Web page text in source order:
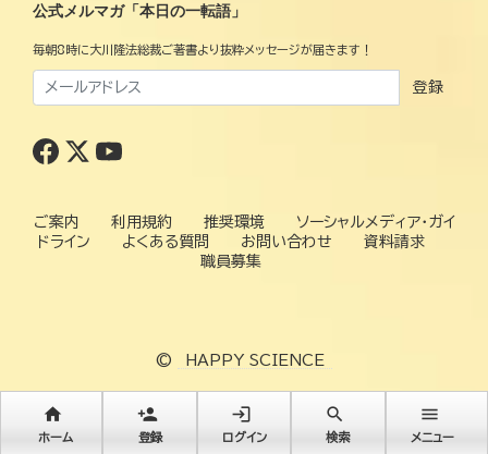
公式メルマガ「本日の一転語」
毎朝8時に大川隆法総裁ご著書より抜粋メッセージが届きます！
登録
ご案内 利用規約 推奨環境
ソーシャルメディア・ガイ
ドライン
よくある質問 お問い合わせ
資料請求
職員募集
© HAPPY SCIENCE
home
ホーム
person_add
登録
login
ログイン
search
検索
menu
メニュー